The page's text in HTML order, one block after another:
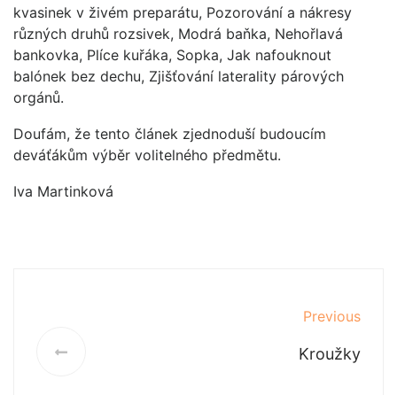
kvasinek v živém preparátu, Pozorování a nákresy
různých druhů rozsivek, Modrá baňka, Nehořlavá
bankovka, Plíce kuřáka, Sopka, Jak nafouknout
balónek bez dechu, Zjišťování laterality párových
orgánů.
Doufám, že tento článek zjednoduší budoucím
deváťákům výběr volitelného předmětu.
Iva Martinková
Previous
Kroužky